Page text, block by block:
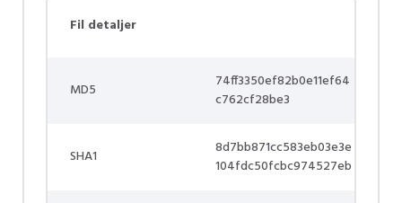
Fil detaljer
MD5
74ff3350ef82b0e11ef64
c762cf28be3
SHA1
8d7bb871cc583eb03e3e
104fdc50fcbc974527eb